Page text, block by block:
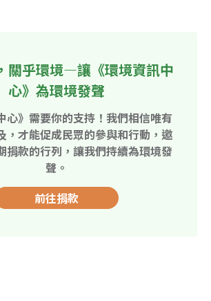
關乎環境—讓《環境資訊中
心》為環境發聲
心》需要你的支持！我們相信唯有
，才能促成民眾的參與和行動，邀
捐款的行列，讓我們持續為環境發
聲。
前往捐款